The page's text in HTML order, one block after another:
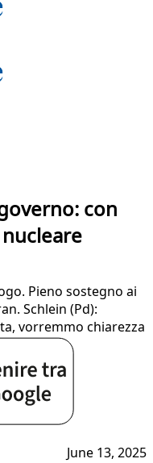
con
Pieno sostegno ai
Schlein (Pd):
vorremmo chiarezza
June 13, 2025